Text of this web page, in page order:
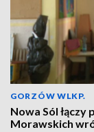
GORZÓW WLKP.
Nowa Sól
Morawskich